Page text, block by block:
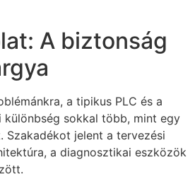
A biztonság
a tipikus PLC és a
sokkal több, mint egy
Szakadékot jelent a tervezési
a diagnosztikai eszközök